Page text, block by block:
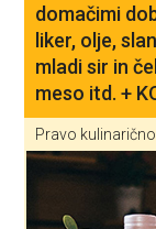
domačimi
liker, olje,
mladi sir in
meso itd. +
Pravo